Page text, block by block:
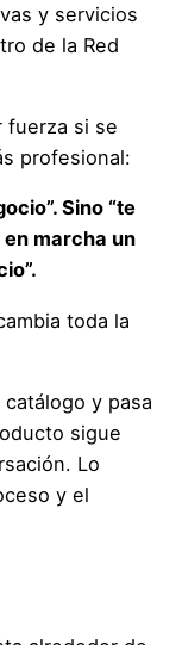
y servicios
de la Red
fuerza si se
profesional:
Sino “te
marcha un
toda la
y pasa
sigue
Lo
y el